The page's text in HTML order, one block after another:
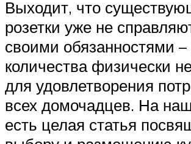
Выходит, что
розетки уже не
своими обязанностями –
количества физически
для удовлетворения
всех домочадцев. На
есть целая статья